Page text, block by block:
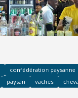
confédération paysanne
paysan vaches